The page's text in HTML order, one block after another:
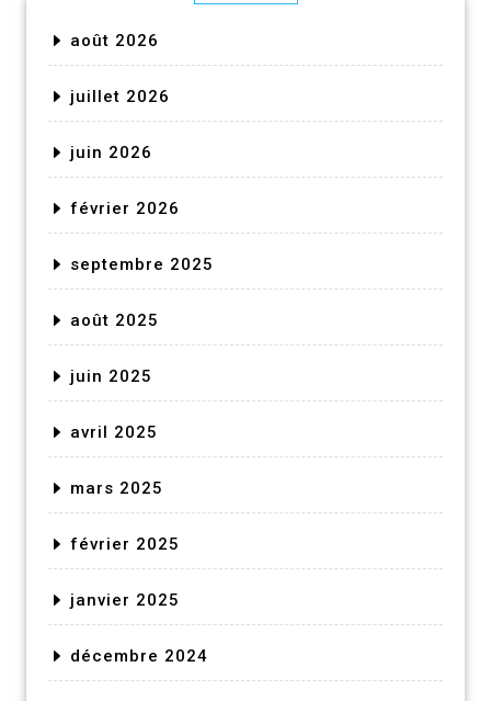
août 2026
juillet 2026
juin 2026
février 2026
septembre 2025
août 2025
juin 2025
avril 2025
mars 2025
février 2025
janvier 2025
décembre 2024